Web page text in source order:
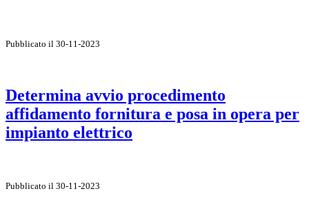
Pubblicato il 30-11-2023
Determina avvio procedimento
affidamento fornitura e posa in opera per
impianto elettrico
Pubblicato il 30-11-2023